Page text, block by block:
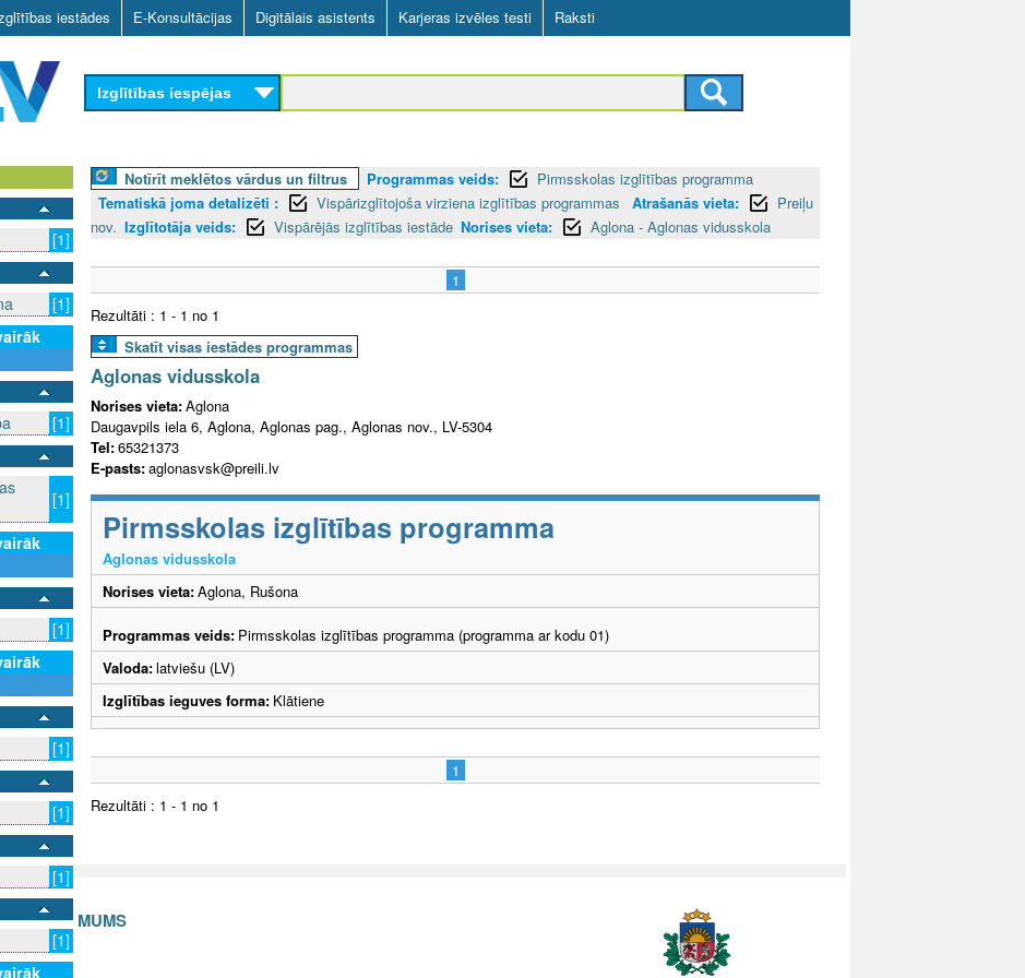
Skip
to
main
content
iestādes E-Konsultācijas Digitālais asistents Karjeras izvēles testi Raksti
Izglītības iespējas
[1]
[1]
[1]
[1]
[1]
[1]
[1]
[1]
[1]
Notīrīt meklētos vārdus un filtrus Programmas veids:
Pirmsskolas izglītības programma
Tematiskā joma detalizēti :
Vispārizglītojoša virziena izglītības programmas Atrašanās vieta:
Preiļu
nov. Izglītotāja veids: Vispārējās izglītības iestāde Norises vieta: Aglona - Aglonas vidusskola
1
Rezultāti : 1 - 1 no 1
Skatīt visas iestādes programmas
Aglonas vidusskola
Norises vieta:Aglona
Daugavpils iela 6, Aglona, Aglonas pag., Aglonas nov., LV-5304
Tel:65321373
E-pasts:aglonasvsk@preili.lv
Pirmsskolas izglītības programma
Aglonas vidusskola
Norises vieta:Aglona, Rušona
Programmas veids: Pirmsskolas izglītības programma (programma ar kodu 01)
Valoda:latviešu (LV)
Izglītības ieguves forma: Klātiene
1
Rezultāti : 1 - 1 no 1
AR MUMS